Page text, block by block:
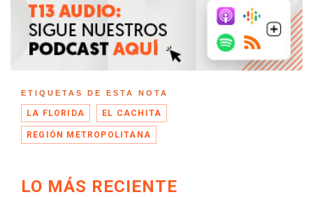
ETIQUETAS DE ESTA NOTA
LA FLORIDA EL CACHITA
REGIÓN METROPOLITANA
LO MÁS RECIENTE